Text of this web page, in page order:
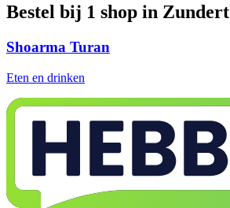
Bestel bij 1 shop in Zundert
Shoarma Turan
Eten en drinken